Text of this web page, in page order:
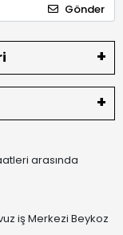
Gönder
arasında
iş Merkezi Beykoz